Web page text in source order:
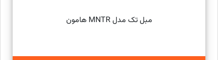
مبل تک مدل MNTR هامون